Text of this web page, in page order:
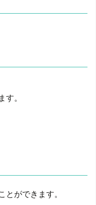
。
とができます。